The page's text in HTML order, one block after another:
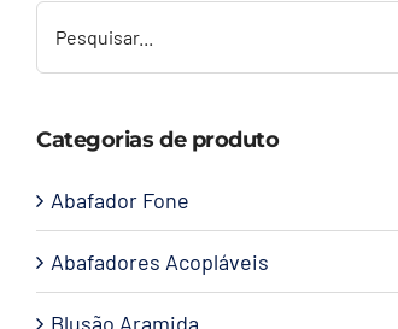
Categorias de produto
Abafador Fone
Abafadores Acopláveis
Blusão Aramida